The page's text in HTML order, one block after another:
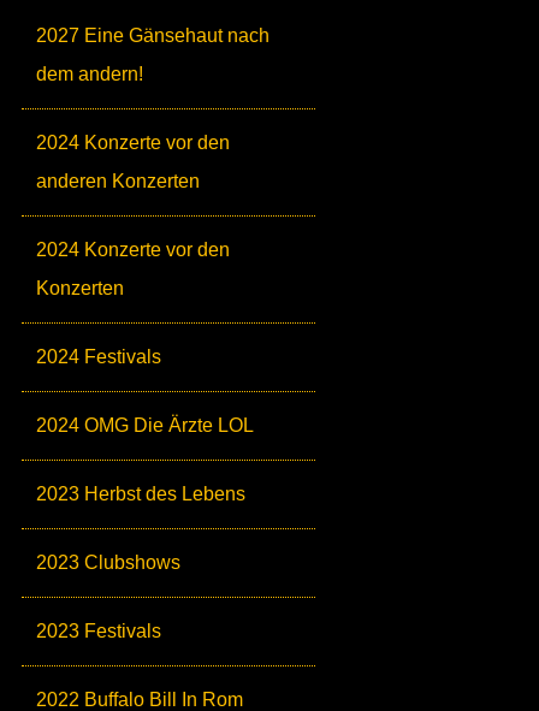
2027 Eine Gänsehaut nach
dem andern!
2024 Konzerte vor den
anderen Konzerten
2024 Konzerte vor den
Konzerten
2024 Festivals
2024 OMG Die Ärzte LOL
2023 Herbst des Lebens
2023 Clubshows
2023 Festivals
2022 Buffalo Bill In Rom